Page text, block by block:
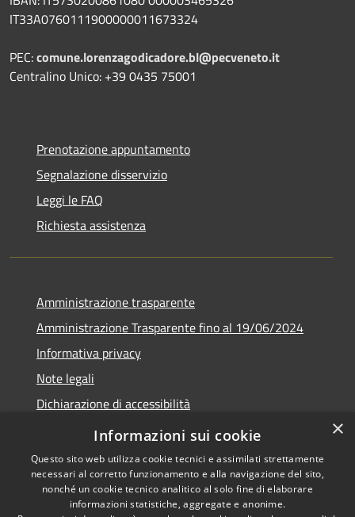
IT33A0760111900000011673324
PEC:comune.lorenzagodicadore.bl@pecveneto.it
Centralino Unico: +39 0435 75001
Prenotazione appuntamento
Segnalazione disservizio
Leggi le FAQ
Richiesta assistenza
Amministrazione trasparente
Amministrazione Trasparente fino al 19/06/2024
Informativa privacy
Note legali
Dichiarazione di accessibilità
Meccanismo di feedback
Copyright © 2026 • Comune di
×
Informazioni sui cookie
Questo sito web utilizza cookie tecnici e assimilati strettamente
necessari al corretto funzionamento e alla navigazione del sito,
nonché un cookie tecnico analitico al solo fine di elaborare
informazioni statistiche, aggregate e anonime.